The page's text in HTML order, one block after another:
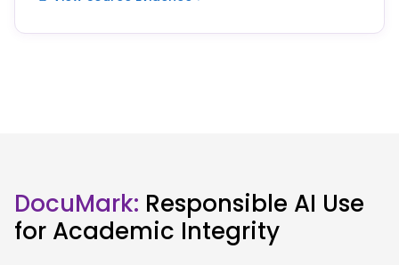
BSPH-Arbeitspapier zum Einsatz von KI- und KI-
in Moodle (Informationen für MScPH Studierende, KI
und KI-gestützte Technologien).
DocuMark: Responsible AI Use
for Academic Integrity